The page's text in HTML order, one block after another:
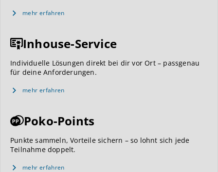
mehr erfahren
Inhouse-Service
Individuelle Lösungen direkt bei dir vor Ort – passgenau
für deine Anforderungen.
mehr erfahren
Poko-Points
Punkte sammeln, Vorteile sichern – so lohnt sich jede
Teilnahme doppelt.
mehr erfahren